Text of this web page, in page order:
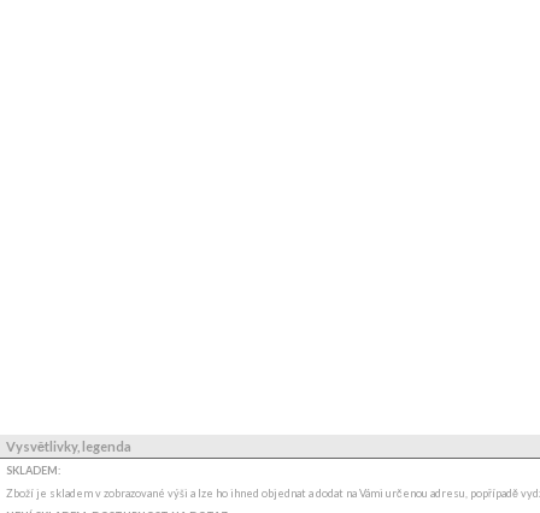
Vysvětlivky, legenda
SKLADEM:
Zboží je skladem v zobrazované výši a lze ho ihned objednat a dodat na Vámi určenou adresu, popřípadě